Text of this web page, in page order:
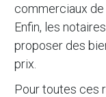
commerciaux de
Enfin, les
proposer des
prix.
Pour toutes ces